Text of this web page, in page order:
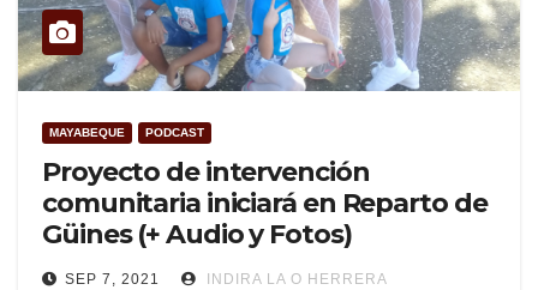
MAYABEQUE PODCAST
Proyecto de intervención
comunitaria iniciará en Reparto de
Güines (+ Audio y Fotos)
SEP 7, 2021 INDIRA LA O HERRERA